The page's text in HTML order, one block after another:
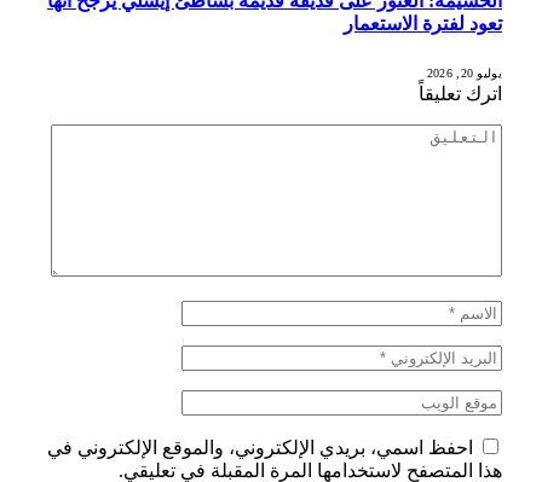
تعود لفترة الاستعمار
يوليو 20, 2026
اترك تعليقاً
احفظ اسمي، بريدي الإلكتروني، والموقع الإلكتروني في
هذا المتصفح لاستخدامها المرة المقبلة في تعليقي.